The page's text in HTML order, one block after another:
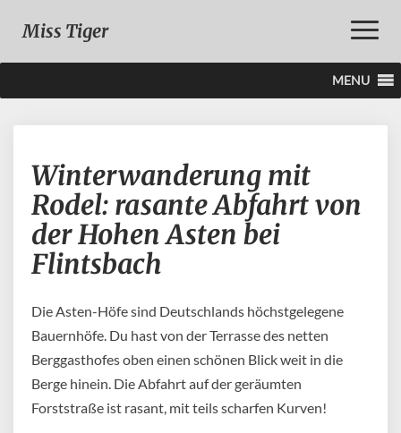
Toggle
Miss Tiger
MENU
mit
Rodel:
rasante
Abfahrt
von
Asten
bei
Winterwanderung mit
Rodel: rasante Abfahrt von
der Hohen Asten bei
Flintsbach
Die Asten-Höfe sind Deutschlands höchstgelegene
Bauernhöfe. Du hast von der Terrasse des netten
Berggasthofes oben einen schönen Blick weit in die
Berge hinein. Die Abfahrt auf der geräumten
Forststraße ist rasant, mit teils scharfen Kurven!